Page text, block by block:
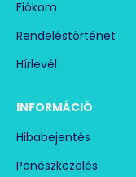
Fiókom
Rendeléstörténet
Hírlevél
INFORMÁCIÓ
Hibabejentés
Penészkezelés